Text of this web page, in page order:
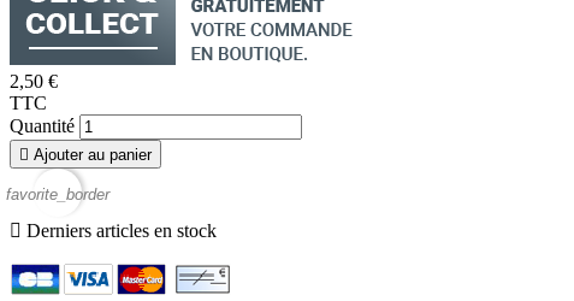
2,50 €
TTC
Quantité
 Ajouter au panier
favorite_border
 Derniers articles en stock